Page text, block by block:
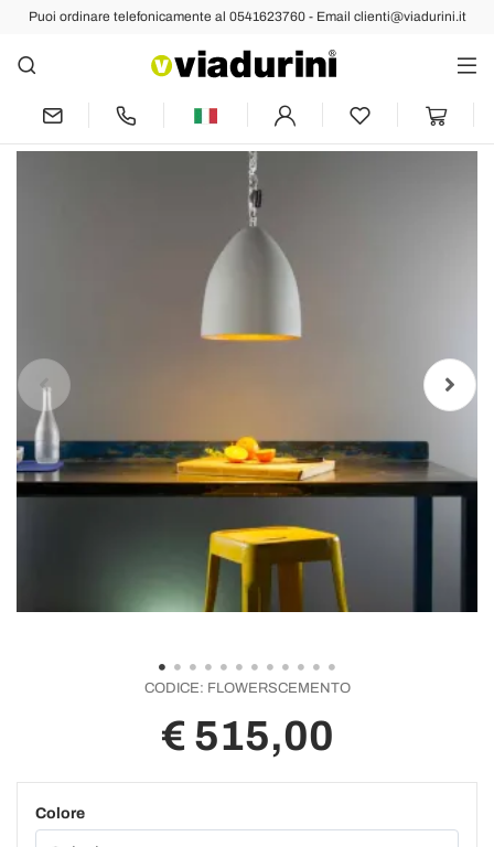
Puoi ordinare telefonicamente al 0541623760 - Email clienti@viadurini.it
Indietro Prec Succ
Lampada sospensione In-es.artdesign
Flower S Cemento finitura cemento
CODICE: FLOWERSCEMENTO
€ 515,00
Colore